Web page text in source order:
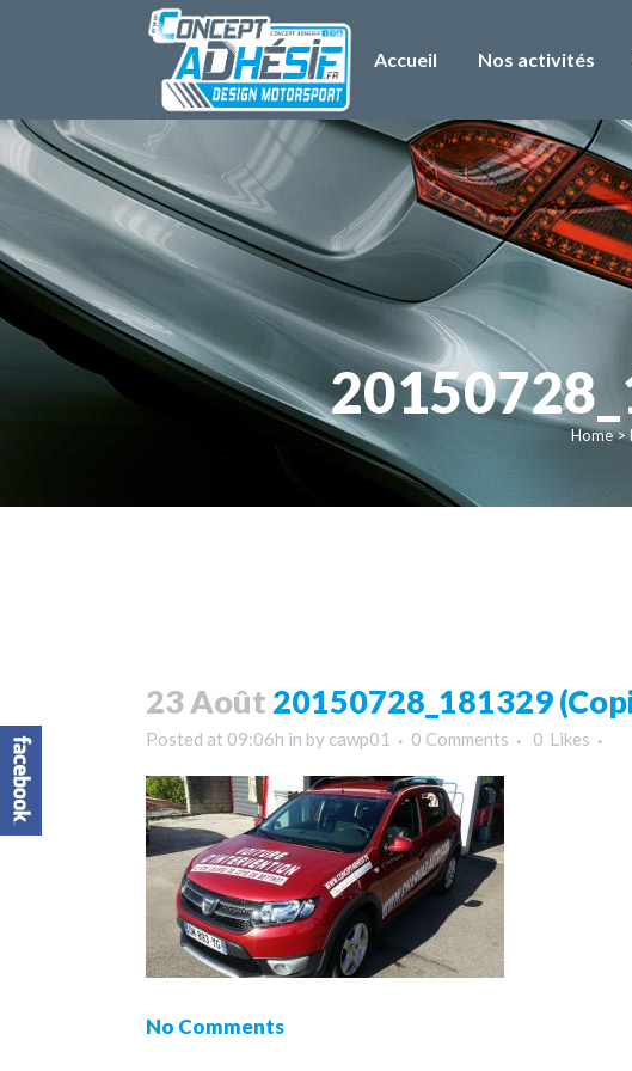
Accueil Nos activités
Home>
23 Août 20150728_181329
Posted at 09:06h in by cawp01 0 Comments 0 Likes
No Comments